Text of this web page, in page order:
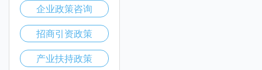
企业政策咨询
招商引资政策
产业扶持政策